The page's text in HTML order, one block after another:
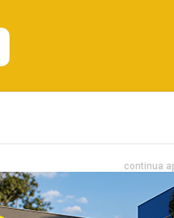
continua